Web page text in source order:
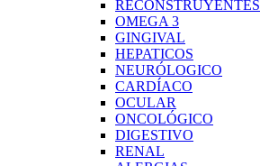
RECONSTRUYENTES
OMEGA 3
GINGIVAL
HEPATICOS
NEURÓLOGICO
CARDÍACO
OCULAR
ONCOLÓGICO
DIGESTIVO
RENAL